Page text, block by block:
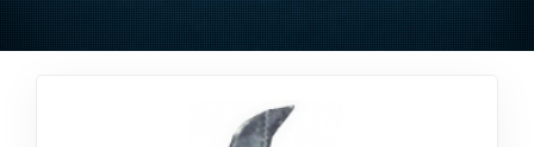
NASIL ÇALIŞIR?